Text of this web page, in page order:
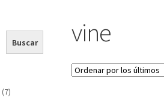
vine
Buscar
77